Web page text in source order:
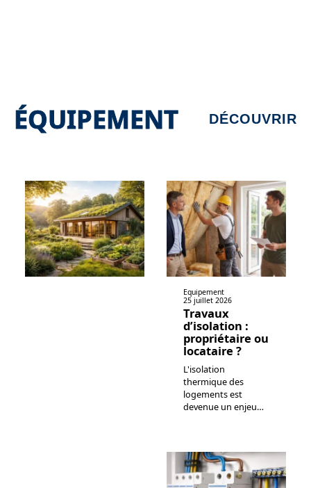
ÉQUIPEMENT DÉCOUVRIR
Equipement
25 juillet 2026
Travaux
d’isolation :
propriétaire ou
locataire ?
L'isolation
thermique des
logements est
devenue un enjeu…